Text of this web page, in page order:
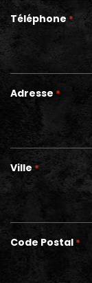
Téléphone *
Adresse *
Ville *
Code Postal *